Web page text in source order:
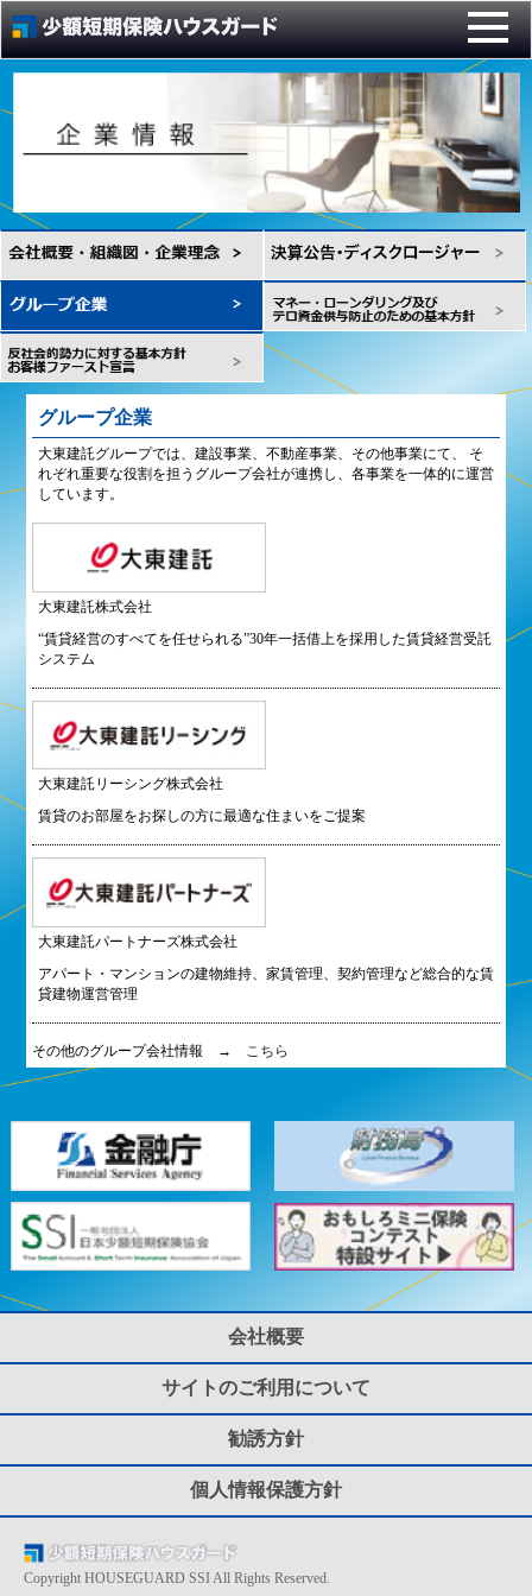
グループ企業
大東建託グループでは、建設事業、不動産事業、その他事業にて、 そ
れぞれ重要な役割を担うグループ会社が連携し、各事業を一体的に運営
しています。
大東建託株式会社
“賃貸経営のすべてを任せられる”30年一括借上を採用した賃貸経営受託
システム
大東建託リーシング株式会社
賃貸のお部屋をお探しの方に最適な住まいをご提案
大東建託パートナーズ株式会社
アパート・マンションの建物維持、家賃管理、契約管理など総合的な賃
貸建物運営管理
その他のグループ会社情報 → こちら
会社概要
サイトのご利用について
勧誘方針
個人情報保護方針
Copyright HOUSEGUARD SSI All Rights Reserved.